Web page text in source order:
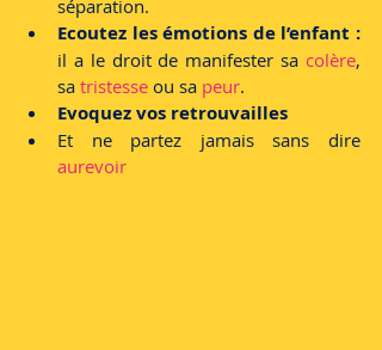
séparation.
il a le droit de manifester sa colère,
sa tristesse ou sa peur.
Evoquez vos retrouvailles
aurevoir